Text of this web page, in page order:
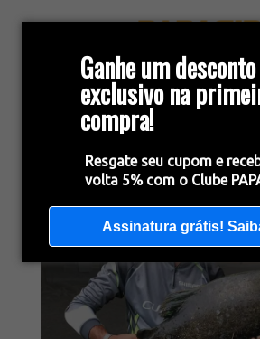
Ganhe um desconto
exclusivo na
compra!
Resgate seu cupom e
volta 5% com o Clube
Assinatura grátis!